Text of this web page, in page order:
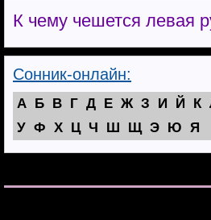
К чему чешется левая
Сонник-онлайн:
А Б В Г Д Е Ж З И Й К
У Ф Х Ц Ч Ш Щ Э Ю Я